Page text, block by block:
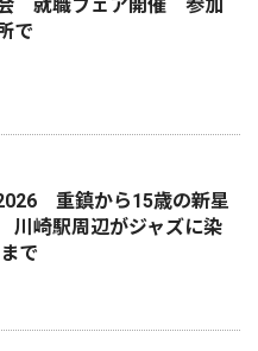
就職フェア開催 参加
で
重鎮から15歳の新星
川崎駅周辺がジャズに染
で